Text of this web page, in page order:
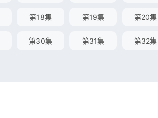
第18集 第19集 第20集
第30集 第31集 第32集